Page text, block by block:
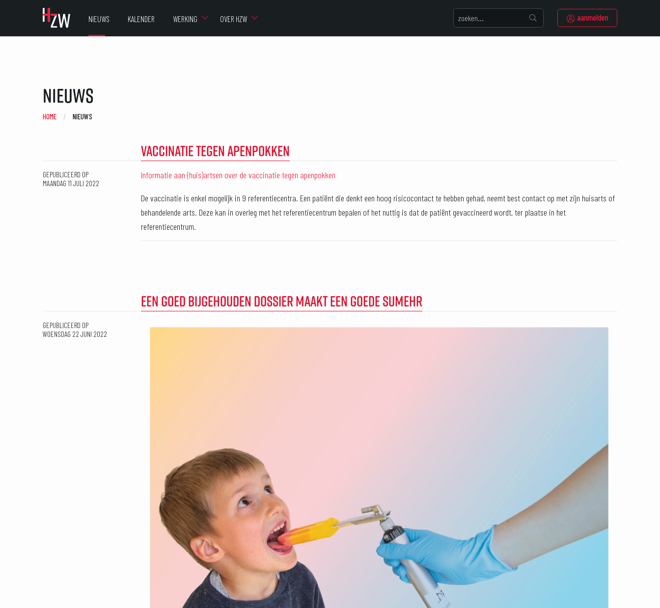
NIEUWS KALENDER WERKING OVER HZW aanmelden
Nieuws
HOME CURRENT:
NIEUWS
VACCINATIE TEGEN APENPOKKEN
GEPUBLICEERD OP
MAANDAG 11 JULI 2022
Informatie aan (huis)artsen over de vaccinatie tegen apenpokken
De vaccinatie is enkel mogelijk in 9 referentiecentra. Een patiënt die denkt een hoog risicocontact te hebben gehad, neemt best contact op met zijn huisarts of
behandelende arts. Deze kan in overleg met het referentiecentrum bepalen of het nuttig is dat de patiënt gevaccineerd wordt, ter plaatse in het
referentiecentrum.
EEN GOED BIJGEHOUDEN DOSSIER MAAKT EEN GOEDE SUMEHR
GEPUBLICEERD OP
WOENSDAG 22 JUNI 2022